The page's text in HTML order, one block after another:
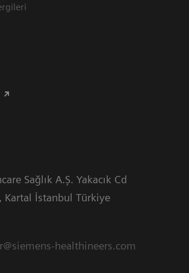
Sağlık A.Ş. Yakacık Cd
, Kartal İstanbul Türkiye
healthineers.com